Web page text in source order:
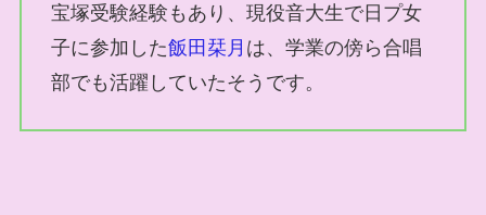
宝塚受験経験もあり、現役音大生で日プ女
子に参加した飯田栞月 は、学業の傍ら合唱
部でも活躍していたそうです。